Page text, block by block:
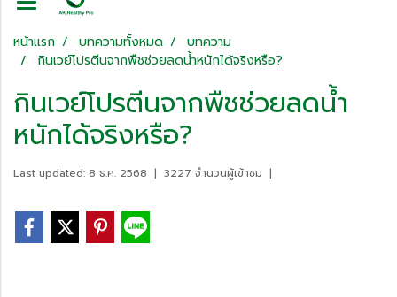
หน้าแรก บทความทั้งหมด
บทความ
กินเวย์โปรตีนจากพืชช่วยลดน้ำหนักได้จริงหรือ?
กินเวย์โปรตีนจากพืชช่วยลดน้ำ
หนักได้จริงหรือ?
Last updated: 8 ธ.ค. 2568 | 3227 จำนวนผู้เข้าชม |